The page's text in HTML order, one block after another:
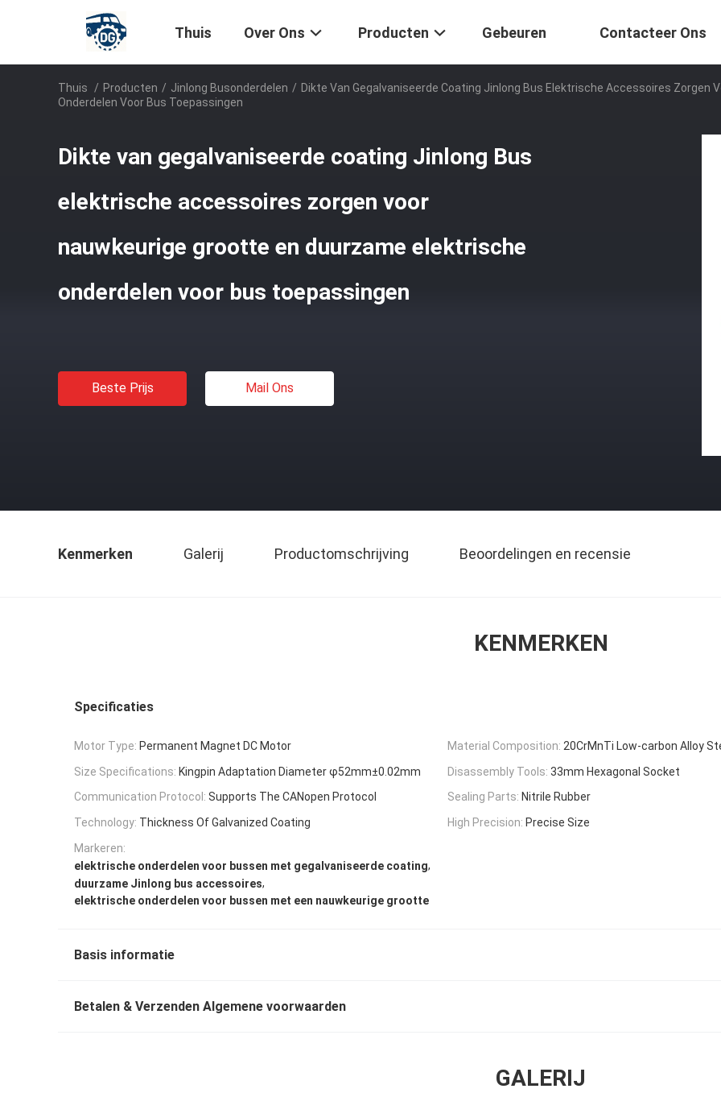
Thuis Over Ons Producten Gebeuren Contacteer Ons
Thuis / Producten / Jinlong Busonderdelen / Dikte Van Gegalvaniseerde Coating Jinlong Bus Elektrische Accessoires Zorgen
Onderdelen Voor Bus Toepassingen
Dikte van gegalvaniseerde coating Jinlong Bus
elektrische accessoires zorgen voor
nauwkeurige grootte en duurzame elektrische
onderdelen voor bus toepassingen
Beste Prijs Mail Ons
Kenmerken Galerij Productomschrijving Beoordelingen en recensie
KENMERKEN
Specificaties
Motor Type: Permanent Magnet DC Motor Material Composition: 20CrMnTi Low-carbon Alloy
Size Specifications: Kingpin Adaptation Diameter φ52mm±0.02mm Disassembly Tools: 33mm Hexagonal Socket
Communication Protocol: Supports The CANopen Protocol Sealing Parts: Nitrile Rubber
Technology: Thickness Of Galvanized Coating High Precision: Precise Size
Markeren:
elektrische onderdelen voor bussen met gegalvaniseerde coating,
duurzame Jinlong bus accessoires,
elektrische onderdelen voor bussen met een nauwkeurige grootte
Basis informatie
Betalen & Verzenden Algemene voorwaarden
GALERIJ